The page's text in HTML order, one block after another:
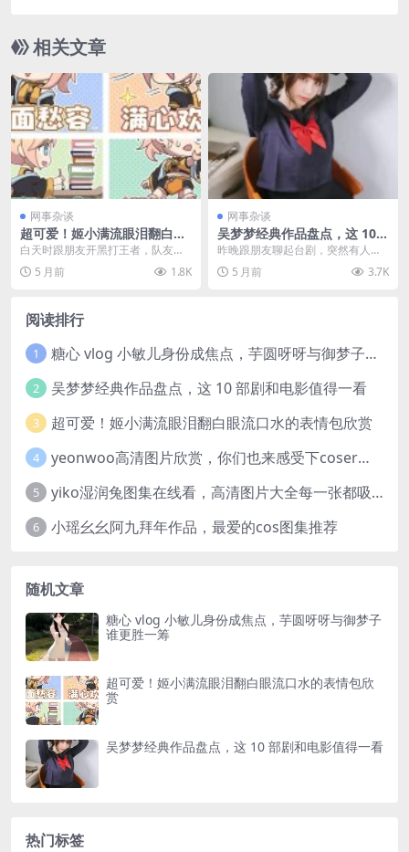
相关文章
网事杂谈
超可爱！姬小满流眼泪翻白眼
流口水的表情包欣赏
白天时跟朋友开黑打王者，队友选
了姬小满结果被按在地上锤，他在
语音里嗷嗷嚎，还顺手...
5 月前 1.8K
网事杂谈
吴梦梦经典作品盘点，这 10
部剧和电影值得一看
昨晚跟朋友聊起台剧，突然有人问
“台湾吴梦梦演过什么电视剧啊”，我
愣了一下。说实话...
5 月前 3.7K
阅读排行
1 糖心 vlog 小敏儿身份成焦点，芋圆呀呀与御梦子谁更胜一筹
2 吴梦梦经典作品盘点，这 10 部剧和电影值得一看
3 超可爱！姬小满流眼泪翻白眼流口水的表情包欣赏
4 yeonwoo高清图片欣赏，你们也来感受下coser美女这颜值吧！
5 yiko湿润兔图集在线看，高清图片大全每一张都吸睛
6 小瑶幺幺阿九拜年作品，最爱的cos图集推荐
随机文章
糖心 vlog 小敏儿身份成焦点，芋圆呀呀与御梦子
谁更胜一筹
超可爱！姬小满流眼泪翻白眼流口水的表情包欣
赏
吴梦梦经典作品盘点，这 10 部剧和电影值得一看
热门标签